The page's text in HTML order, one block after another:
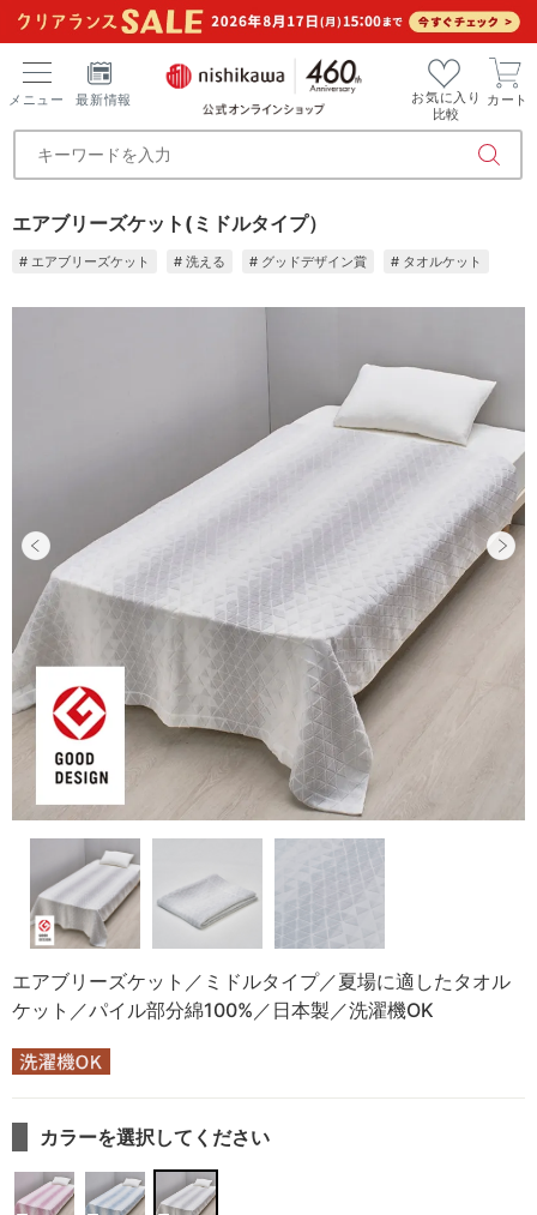
メニュー 最新情報
お気に入り
比較
カート
エアブリーズケット(ミドルタイプ）
# エアブリーズケット # 洗える # グッドデザイン賞 # タオルケット
エアブリーズケット／ミドルタイプ／夏場に適したタオル
ケット／パイル部分綿100%／日本製／洗濯機OK
カラーを選択してください